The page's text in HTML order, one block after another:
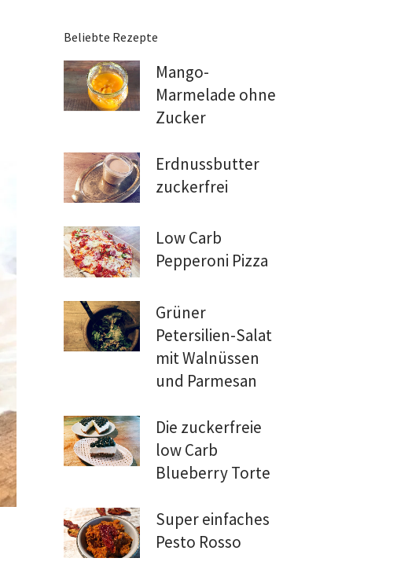
Beliebte Rezepte
Mango-
Marmelade ohne
Zucker
Erdnussbutter
zuckerfrei
Low Carb
Pepperoni Pizza
Grüner
Petersilien-Salat
mit Walnüssen
und Parmesan
Die zuckerfreie
low Carb
Blueberry Torte
Super einfaches
Pesto Rosso